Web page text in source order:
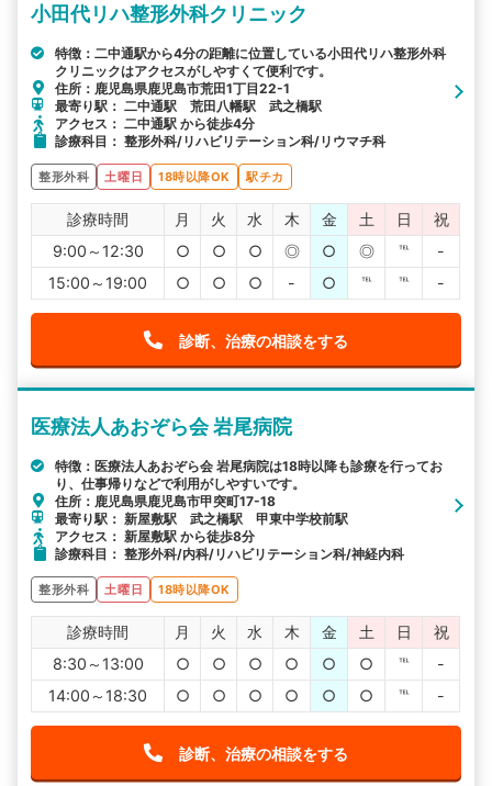
小田代リハ整形外科クリニック
特徴：二中通駅から4分の距離に位置している小田代リハ整形外科
クリニックはアクセスがしやすくて便利です。
住所：鹿児島県鹿児島市荒田1丁目22-1
最寄り駅： 二中通駅 荒田八幡駅 武之橋駅
アクセス： 二中通駅 から徒歩4分
診療科目： 整形外科/リハビリテーション科/リウマチ科
整形外科 土曜日 18時以降OK 駅チカ
診療時間 月 火 水 木 金 土 日
祝
9:00～12:30
○ ○ ○ ◎ ○ ◎ ℡
-
15:00～19:00
○ ○ ○ - ○ ℡ ℡ -
診断、治療の相談をする
医療法人あおぞら会 岩尾病院
特徴：医療法人あおぞら会 岩尾病院は18時以降も診療を行ってお
り、仕事帰りなどで利用がしやすいです。
住所：鹿児島県鹿児島市甲突町17-18
最寄り駅： 新屋敷駅 武之橋駅 甲東中学校前駅
アクセス： 新屋敷駅 から徒歩8分
診療科目： 整形外科/内科/リハビリテーション科/神経内科
整形外科 土曜日 18時以降OK
診療時間 月 火 水 木 金 土 日
祝
8:30～13:00
○ ○ ○ ○ ○ ○ ℡
-
14:00～18:30
○ ○ ○ ○ ○ ○ ℡ -
診断、治療の相談をする